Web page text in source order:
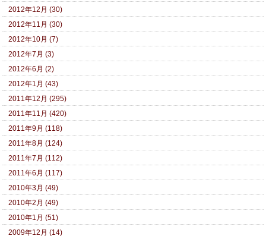
2012年12月 (30)
2012年11月 (30)
2012年10月 (7)
2012年7月 (3)
2012年6月 (2)
2012年1月 (43)
2011年12月 (295)
2011年11月 (420)
2011年9月 (118)
2011年8月 (124)
2011年7月 (112)
2011年6月 (117)
2010年3月 (49)
2010年2月 (49)
2010年1月 (51)
2009年12月 (14)